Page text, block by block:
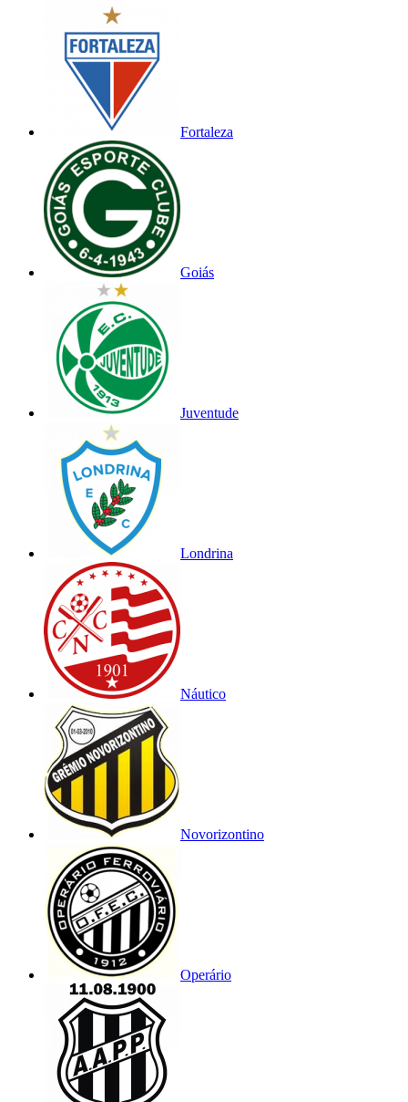
Fortaleza
Goiás
Juventude
Londrina
Náutico
Novorizontino
Operário